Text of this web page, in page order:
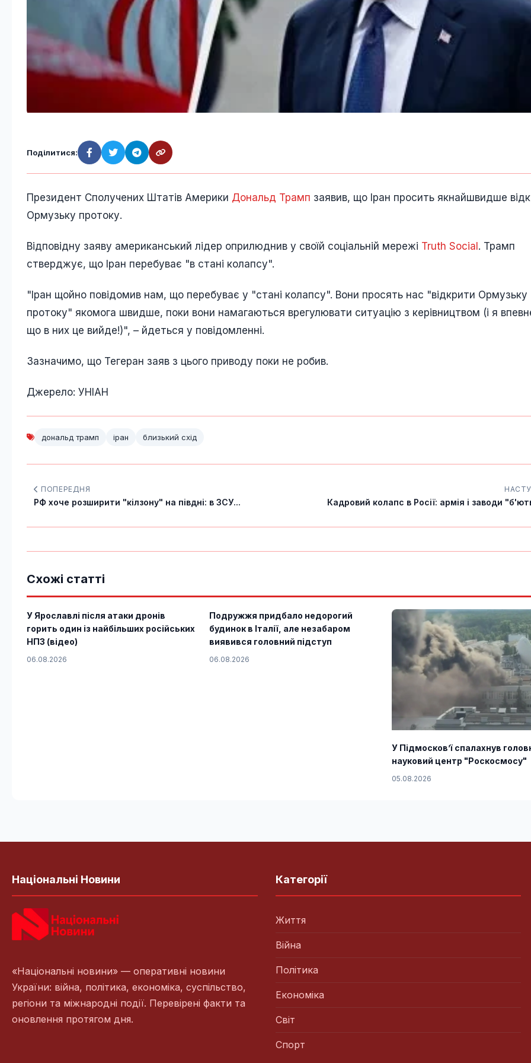
Поділитися:
Президент Сполучених Штатів Америки Дональд Трамп заявив, що Іран просить якнайшвидше
Ормузьку протоку.
Відповідну заяву американський лідер оприлюднив у своїй соціальній мережі Truth Social . Трамп
стверджує, що Іран перебуває "в стані колапсу".
"Іран щойно повідомив нам, що перебуває у "стані колапсу". Вони просять нас "відкрити Ормузьку
протоку" якомога швидше, поки вони намагаються врегулювати ситуацію з керівництвом (і я
що в них це вийде!)", – йдеться у повідомленні.
Зазначимо, що Тегеран заяв з цього приводу поки не робив.
Джерело: УНІАН
дональд трамп іран близький схід
ПОПЕРЕДНЯ
РФ хоче розширити "кілзону" на півдні: в ЗСУ... Кадровий колапс в Росії: армія і заводи
Схожі статті
У Ярославлі після атаки дронів
горить один із найбільших російських
НПЗ (відео)
06.08.2026
Подружжя придбало недорогий
будинок в Італії, але незабаром
виявився головний підступ
06.08.2026
У Підмосков’ї спалахнув
науковий центр "Роскосмосу"
05.08.2026
Національні Новини
«Національні новини» — оперативні новини
України: війна, політика, економіка, суспільство,
регіони та міжнародні події. Перевірені факти та
оновлення протягом дня.
Категорії
Життя
Війна
Політика
Економіка
Світ
Спорт